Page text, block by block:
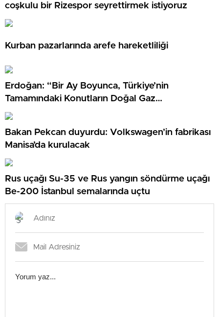
coşkulu bir Rizespor seyrettirmek istiyoruz
Kurban pazarlarında arefe hareketliliği
Erdoğan: “Bir Ay Boyunca, Türkiye’nin
Tamamındaki Konutların Doğal Gaz
Tüketiminden Fiyat Almayacağız”
Bakan Pekcan duyurdu: Volkswagen’in fabrikası
Manisa’da kurulacak
Rus uçağı Su-35 ve Rus yangın söndürme uçağı
Be-200 İstanbul semalarında uçtu